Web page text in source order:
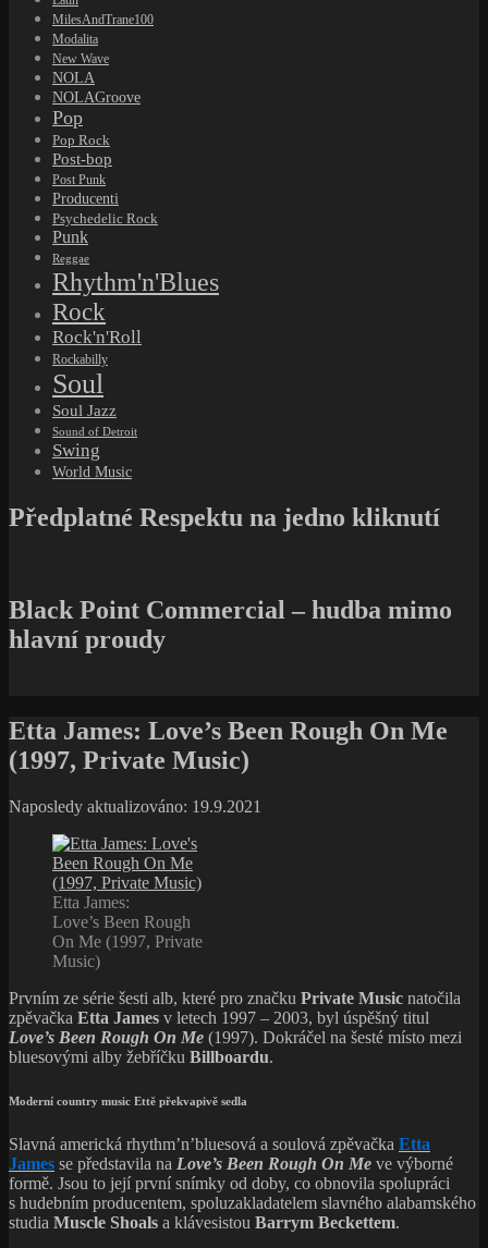
MilesAndTrane100
Modalita
New Wave
NOLA
NOLAGroove
Pop
Pop Rock
Post-bop
Post Punk
Producenti
Psychedelic Rock
Punk
Reggae
Rhythm'n'Blues
Rock
Rock'n'Roll
Rockabilly
Soul
Soul Jazz
Sound of Detroit
Swing
World Music
Předplatné Respektu na jedno kliknutí
Black Point Commercial – hudba mimo
hlavní proudy
Etta James: Love’s Been Rough On Me
(1997, Private Music)
Naposledy aktualizováno: 19.9.2021
Etta James:
Love’s Been Rough
On Me (1997, Private
Music)
Prvním ze série šesti alb, které pro značku Private Music natočila
zpěvačka Etta James v letech 1997 – 2003, byl úspěšný titul
Love’s Been Rough On Me (1997). Dokráčel na šesté místo mezi
bluesovými alby žebříčku Billboardu.
Moderní country music Ettě překvapivě sedla
Slavná americká rhythm’n’bluesová a soulová zpěvačka Etta
James se představila na Love’s Been Rough On Me ve výborné
formě. Jsou to její první snímky od doby, co obnovila spolupráci
s hudebním producentem, spoluzakladatelem slavného alabamského
studia Muscle Shoals a klávesistou Barrym Beckettem.